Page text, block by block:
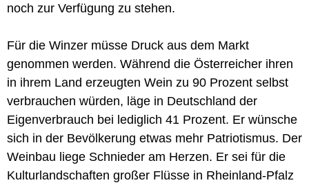
noch zur Verfügung zu stehen.
Für die Winzer müsse Druck aus dem Markt
genommen werden. Während die Österreicher ihren
in ihrem Land erzeugten Wein zu 90 Prozent selbst
verbrauchen würden, läge in Deutschland der
Eigenverbrauch bei lediglich 41 Prozent. Er wünsche
sich in der Bevölkerung etwas mehr Patriotismus. Der
Weinbau liege Schnieder am Herzen. Er sei für die
Kulturlandschaften großer Flüsse in Rheinland-Pfalz